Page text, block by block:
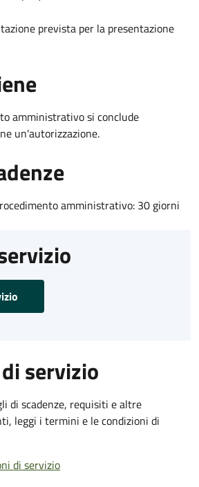
prevista per la presentazione
amministrativo si conclude
un'autorizzazione.
amministrativo: 30 giorni
servizio
di scadenze, requisiti e altre
leggi i termini e le condizioni di
di servizio